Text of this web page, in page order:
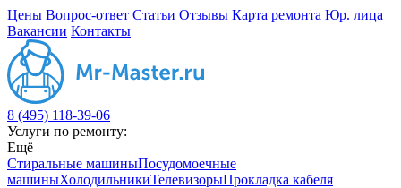
Цены Вопрос-ответ Статьи Отзывы Карта ремонта Юр. лица
Вакансии Контакты
8 (495) 118-39-06
Услуги по ремонту:
Ещё
Стиральные машиныПосудомоечные
машиныХолодильникиТелевизорыПрокладка кабеля